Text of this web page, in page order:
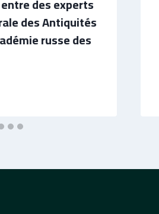
des experts
des Antiquités
russe des